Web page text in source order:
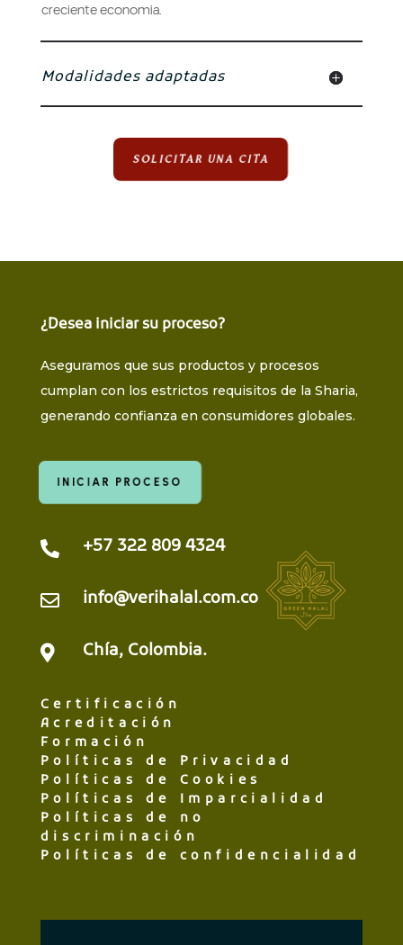
creciente economía.
Modalidades adaptadas
SOLICITAR UNA CITA
¿Desea iniciar su proceso?
Aseguramos que sus productos y procesos
cumplan con los estrictos requisitos de la Sharia,
generando confianza en consumidores globales.
INICIAR PROCESO
 +57 322 809 4324
 info@verihalal.com.co
 Chía, Colombia.
Certificación
Acreditación
Formación
Políticas de Privacidad
Políticas de Cookies
Políticas de Imparcialidad
Políticas de no
discriminación
Políticas de confidencialidad